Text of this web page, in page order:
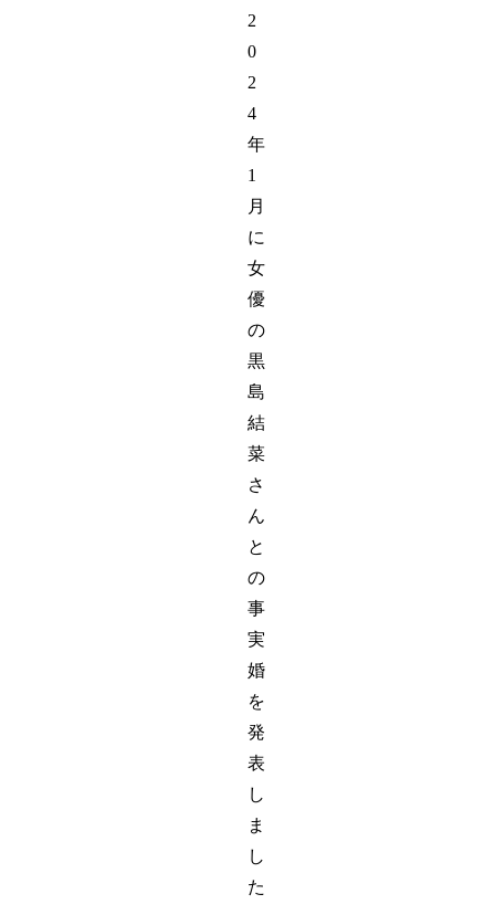
2
0
2
4
年
1
月
に
女
優
の
黒
島
結
菜
さ
ん
と
の
事
実
婚
を
発
表
し
ま
し
た